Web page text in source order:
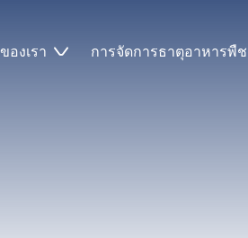
งเรา การจัดการธาตุอาหารพืช